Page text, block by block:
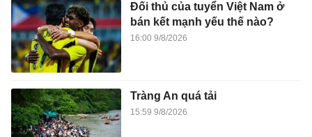
Đối thủ của tuyển Việt Nam ở
bán kết mạnh yếu thế nào?
16:00 9/8/2026
Tràng An quá tải
15:59 9/8/2026